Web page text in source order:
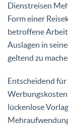
Dienstreisen
Form einer
betroffene
Auslagen in
geltend zu
Entscheidend
lückenlose